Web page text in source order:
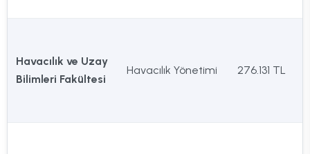
Havacılık ve Uzay
Bilimleri Fakültesi
Havacılık Yönetimi 276.131 TL